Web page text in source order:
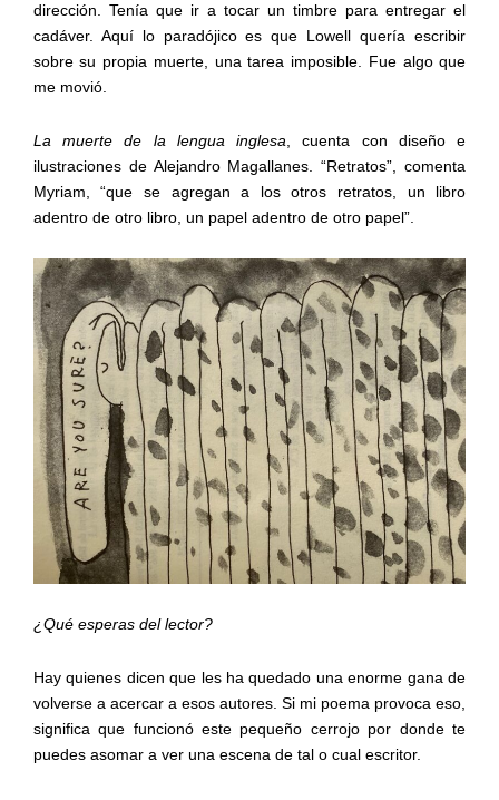
dirección. Tenía que ir a tocar un timbre para entregar el
cadáver. Aquí lo paradójico es que Lowell quería escribir
sobre su propia muerte, una tarea imposible. Fue algo que
me movió.
La muerte de la lengua inglesa, cuenta con diseño e
ilustraciones de Alejandro Magallanes. “Retratos”, comenta
Myriam, “que se agregan a los otros retratos, un libro
adentro de otro libro, un papel adentro de otro papel”.
¿Qué esperas del lector?
Hay quienes dicen que les ha quedado una enorme gana de
volverse a acercar a esos autores. Si mi poema provoca eso,
significa que funcionó este pequeño cerrojo por donde te
puedes asomar a ver una escena de tal o cual escritor.